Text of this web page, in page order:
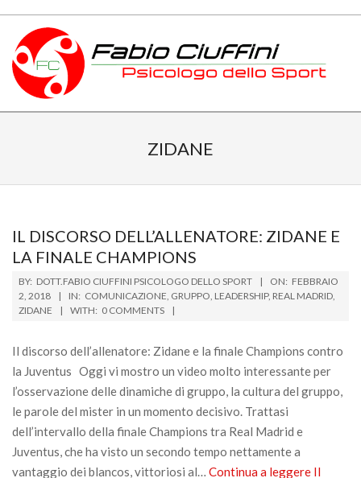
content
PSICOLOGO
ZIDANE
IL DISCORSO DELL’ALLENATORE: ZIDANE E
LA FINALE CHAMPIONS
2018-
02-
02
BY: DOTT.FABIO CIUFFINI PSICOLOGO DELLO SPORT ON: FEBBRAIO
2, 2018
IN: COMUNICAZIONE, GRUPPO, LEADERSHIP, REAL MADRID,
ZIDANE
WITH: 0 COMMENTS
Il discorso dell’allenatore: Zidane e la finale Champions contro
la Juventus Oggi vi mostro un video molto interessante per
l’osservazione delle dinamiche di gruppo, la cultura del gruppo,
le parole del mister in un momento decisivo. Trattasi
dell’intervallo della finale Champions tra Real Madrid e
Juventus, che ha visto un secondo tempo nettamente a
vantaggio dei blancos, vittoriosi al… Continua a leggere Il